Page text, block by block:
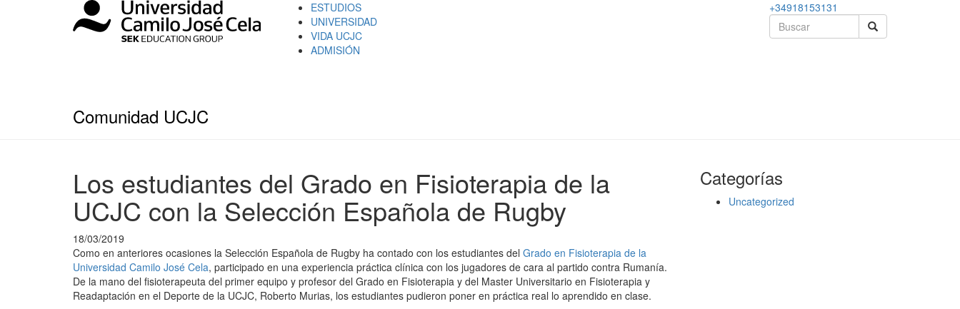
ESTUDIOS
UNIVERSIDAD
VIDA UCJC
ADMISIÓN
+34918153131
Comunidad UCJC
Los estudiantes del Grado en Fisioterapia de la
UCJC con la Selección Española de Rugby
18/03/2019
Como en anteriores ocasiones la Selección Española de Rugby ha contado con los estudiantes del Grado en Fisioterapia de la
Universidad Camilo José Cela, participado en una experiencia práctica clínica con los jugadores de cara al partido contra Rumanía.
De la mano del fisioterapeuta del primer equipo y profesor del Grado en Fisioterapia y del Master Universitario en Fisioterapia y
Readaptación en el Deporte de la UCJC, Roberto Murias, los estudiantes pudieron poner en práctica real lo aprendido en clase.
Categorías
Uncategorized